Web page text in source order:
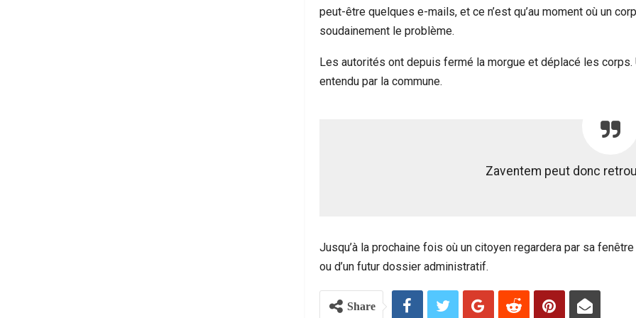
peut-être quelques e-mails, et ce n’est qu’au moment où un
soudainement le problème.
Les autorités ont depuis fermé la morgue et déplacé les
entendu par la commune.
Zaventem peut donc
Jusqu’à la prochaine fois où un citoyen regardera par sa
ou d’un futur dossier administratif.
Share